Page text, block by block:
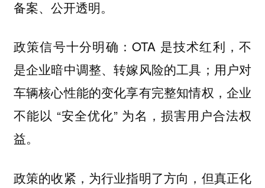
备案、公开透明。
政策信号十分明确：OTA 是技术红利，不
是企业暗中调整、转嫁风险的工具；用户对
车辆核心性能的变化享有完整知情权，企业
不能以 “安全优化” 为名，损害用户合法权
益。
政策的收紧，为行业指明了方向，但真正化